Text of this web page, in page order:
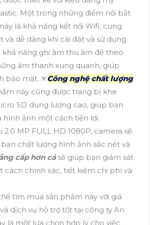
Một trong những điểm nổi bật
là khả năng kết nối Wifi, cung
và dễ dàng khi cài đặt và sử dụng.
khả năng ghi âm thu âm để theo
âm thanh xung quanh, giúp
bảo mật. ⤧Công nghệ chất lượng
này cũng được trang bị khe
SD dung lượng cao, giúp bạn
hình ảnh một cách tiện lợi.
2.0 MP FULL HD 1080P, camera sẽ
chất lượng hình ảnh sắc nét và
cấp hơn cảsẽ giúp bạn giám sát
cách chính xác, tiết kiệm chi phí và
tìm mua sản phẩm này với giá
dịch vụ hỗ trợ tốt tại công ty An
là một lựa chọn hợp lý cho việc